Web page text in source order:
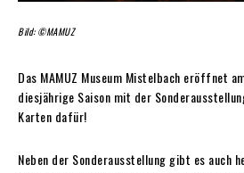
Bild: ©MAMUZ
Das MAMUZ Museum Mistelbach eröffnet
diesjährige Saison mit der
Karten dafür!
Neben der Sonderausstellung gibt es auch